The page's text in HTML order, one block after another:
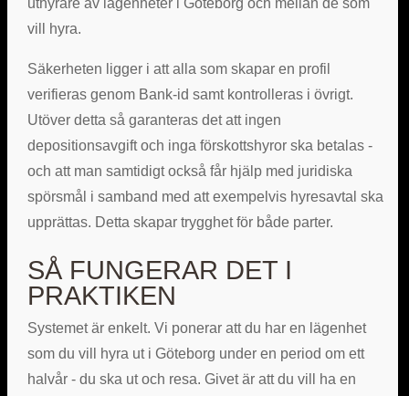
uthyrare av lägenheter i Göteborg och mellan de som
vill hyra.
Säkerheten ligger i att alla som skapar en profil
verifieras genom Bank-id samt kontrolleras i övrigt.
Utöver detta så garanteras det att ingen
depositionsavgift och inga förskottshyror ska betalas -
och att man samtidigt också får hjälp med juridiska
spörsmål i samband med att exempelvis hyresavtal ska
upprättas. Detta skapar trygghet för både parter.
SÅ FUNGERAR DET I
PRAKTIKEN
Systemet är enkelt. Vi ponerar att du har en lägenhet
som du vill hyra ut i Göteborg under en period om ett
halvår - du ska ut och resa. Givet är att du vill ha en